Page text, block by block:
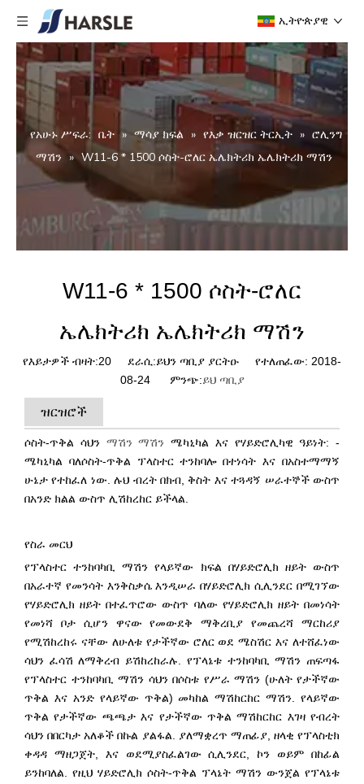
ኢትዮጵያዊ
የአሁኑ ሥፍራ: ቤት » ማሳያ ክፍል » የእቃ ዝርዝር ትርኢት » ሮሊንግ
ማሽን » W11-6 * 1500 ሶስት-ሮለር ኤሌክትሪክ ኤሌክትሪክ ማሽን
W11-6 * 1500 ሶስት-ሮለር
ኤሌክትሪክ ኤሌክትሪክ ማሽን
የእይታዎች ብዛት:20 ደራሲ:ይህን ጣቢያ ያርትዑ የተለጠፈው: 2018-
08-24 ምንጭ:ይህ ጣቢያ
ዝርዝሮች
ሶስት-ጥቅል ሳህን ማሽን ማሽን ሜካኒካል እና የሃይድሮሊካዊ ዓይነት: -
ሜካኒካል ባለሶስት-ጥቅል ፕላስተር ተንከባሎ በተነሳት እና በአስተማማኝ
ሁኔታ የተከፈለ ነው. ሉህ ብረት በክብ, ቅስት እና ተጓዳኝ ሠራተኞች ውስጥ
በአንድ ክልል ውስጥ ሊሽከረከር ይችላል.
የስራ መርህ
የፕላስተር ተንከባካቢ ማሽን የላይኛው ክፍል በሃይድሮሊክ ዘይት ውስጥ
በአራተኛ የመንሳት እንቅስቃሴ እንዲሠራ በሃይድሮሊክ ሲሊንደር በሚገኘው
የሃይድሮሊክ ዘይት በተፈጥሮው ውስጥ ባለው የሃይድሮሊክ ዘይት በመነሳት
የመነሻ ቦታ ሲሆን ዋናው የመውደቅ ማቅረቢያ የመጨረሻ ማርከሪያ
የሚሽከረከሩ ናቸው ለሁለቱ የታችኛው ሮለር ወደ ሜስሽር እና ለተሸፈነው
ሳህን ፈሳሽ ለማቅረብ ይሽከረከራሉ. የፕላኔቱ ተንከባካቢ ማሽን ጠፍጣፋ
የፕላስተር ተንከባካቢ ማሽን ሳህን በሶስቱ የሥራ ማሽን (ሁለት የታችኛው
ጥቅል እና አንድ የላይኛው ጥቅል) መካከል ማሽከርከር ማሽን. የላይኛው
ጥቅል የታችኛው ጫጫታ እና የታችኛው ጥቅል ማሽከርከር እገዛ የብረት
ሳህን በበርካታ አለቆች በኩል ያልፋል. ያለማቋረጥ ማጠፊያ, ዘላቂ የፕላስቲክ
ቀዳዳ ማዘጋጀት, እና ወደሚያስፈልገው ሲሊንደር, ኮን ወይም በከፊል
ይንከባለል. የዚህ ሃይድሮሊክ ሶስት-ጥቅል ፕላኔት ማሽን ውንጀል የፕላኔቱ